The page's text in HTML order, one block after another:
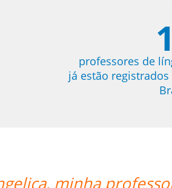
professores de
já estão
trazendo